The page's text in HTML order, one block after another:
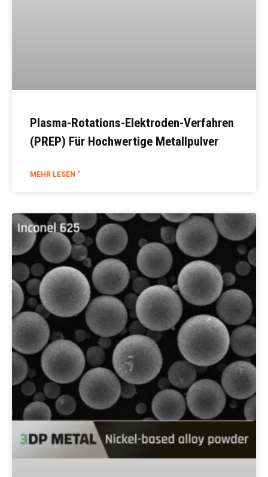
Plasma-Rotations-Elektroden-Verfahren
(PREP) Für Hochwertige Metallpulver
MEHR LESEN "